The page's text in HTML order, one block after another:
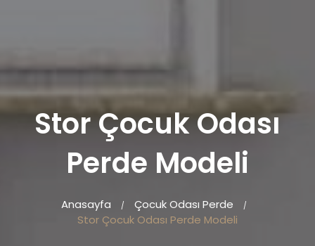
Stor Çocuk Odası
Perde Modeli
Anasayfa / Çocuk Odası Perde /
Stor Çocuk Odası Perde Modeli